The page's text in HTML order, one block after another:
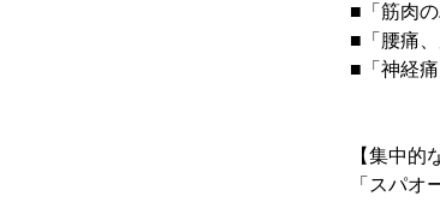
■「筋肉
■「腰痛
■「神経痛
【集中的
「スパオ